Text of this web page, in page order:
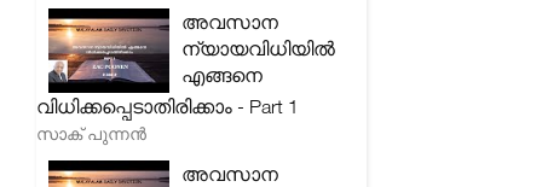
അവസാന
ന്യായവിധിയിൽ
എങ്ങനെ
വിധിക്കപ്പെടാതിരിക്കാം - Part 1
സാക് പുന്നൻ
അവസാന